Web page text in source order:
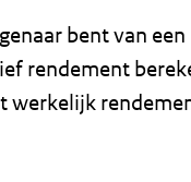
bent van een
rendement
werkelijk